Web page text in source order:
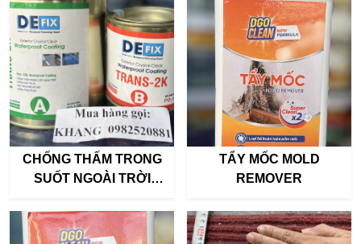
CHỐNG THẤM TRONG
SUỐT NGOÀI TRỜI
900ml)
TẨY MỐC MOLD
REMOVER